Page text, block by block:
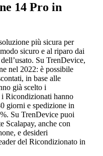
14 Pro in
più sicura per
sicuro e al riparo dai
Su TrenDevice,
nel 2022: è possibile
in base alle
già scelto i
Ricondizionati hanno
giorni e spedizione in
Su TrenDevice puoi
Scalapay, anche con
e desideri
del Ricondizionato in